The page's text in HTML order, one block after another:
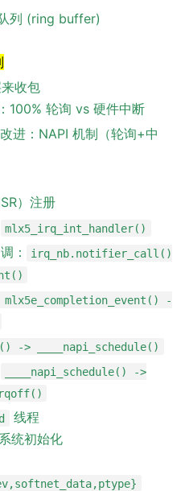
列 (ring buffer)
收包
100% 轮询 vs 硬件中断
进：NAPI 机制（轮询+中
）注册
mlx5_irq_int_handler()
：
irq_nb.notifier_call()
mlx5e_completion_event() -
-> ____napi_schedule()
____napi_schedule() ->
线程
统初始化